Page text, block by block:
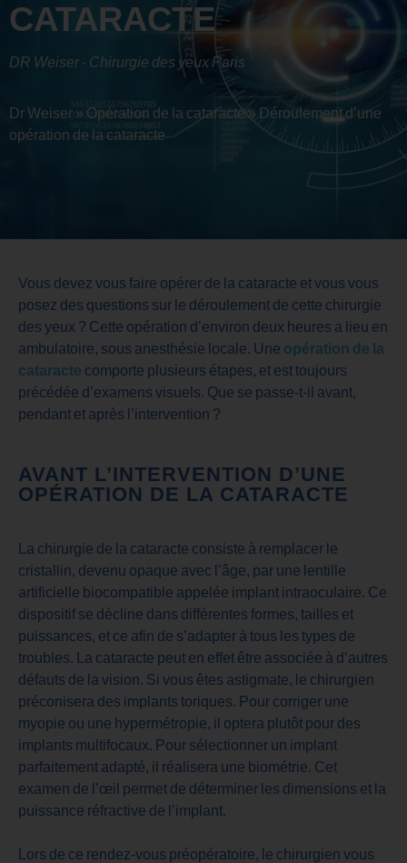
CATARACTE
DR Weiser - Chirurgie des yeux Paris
Dr Weiser » Opération de la cataracte» Déroulement d’une
opération de la cataracte
Vous devez vous faire opérer de la cataracte et vous vous
posez des questions sur le déroulement de cette chirurgie
des yeux ? Cette opération d’environ deux heures a lieu en
ambulatoire, sous anesthésie locale. Une opération de la
cataracte comporte plusieurs étapes, et est toujours
précédée d’examens visuels. Que se passe-t-il avant,
pendant et après l’intervention ?
AVANT L’INTERVENTION D’UNE
OPÉRATION DE LA CATARACTE
La chirurgie de la cataracte consiste à remplacer le
cristallin, devenu opaque avec l’âge, par une lentille
artificielle biocompatible appelée implant intraoculaire. Ce
dispositif se décline dans différentes formes, tailles et
puissances, et ce afin de s’adapter à tous les types de
troubles. La cataracte peut en effet être associée à d’autres
défauts de la vision. Si vous êtes astigmate, le chirurgien
préconisera des implants toriques. Pour corriger une
myopie ou une hypermétropie, il optera plutôt pour des
implants multifocaux. Pour sélectionner un implant
parfaitement adapté, il réalisera une biométrie. Cet
examen de l’œil permet de déterminer les dimensions et la
puissance réfractive de l’implant.
Lors de ce rendez-vous préopératoire, le chirurgien vous